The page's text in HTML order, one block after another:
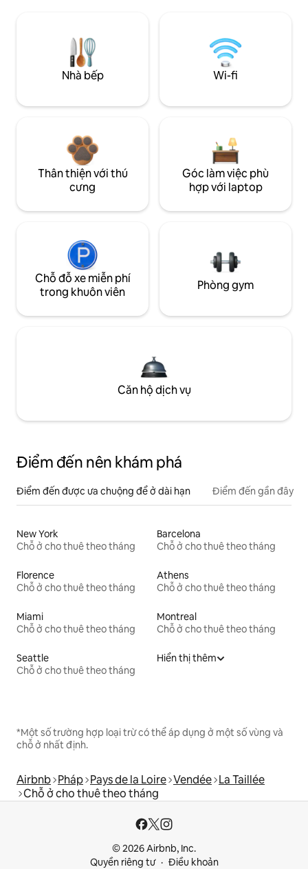
Nhà bếp Wi-fi
Thân thiện với thú
cưng
Góc làm việc phù
hợp với laptop
Chỗ đỗ xe miễn phí
trong khuôn viên
Phòng gym
Căn hộ dịch vụ
Điểm đến nên khám phá
Điểm đến được ưa chuộng để ở dài hạn Điểm đến gần đây
New York
Chỗ ở cho thuê theo tháng
Barcelona
Chỗ ở cho thuê theo tháng
Florence
Chỗ ở cho thuê theo tháng
Athens
Chỗ ở cho thuê theo tháng
Miami
Chỗ ở cho thuê theo tháng
Montreal
Chỗ ở cho thuê theo tháng
Seattle
Chỗ ở cho thuê theo tháng
Hiển thị thêm
*Một số trường hợp loại trừ có thể áp dụng ở một số vùng và
chỗ ở nhất định.
Airbnb Pháp Pays de la Loire Vendée La Taillée
Chỗ ở cho thuê theo tháng
© 2026 Airbnb, Inc.
Quyền riêng tư
Điều khoản